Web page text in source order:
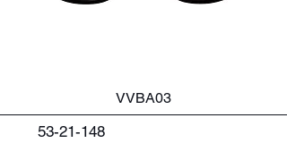
VVBA03
53-21-148